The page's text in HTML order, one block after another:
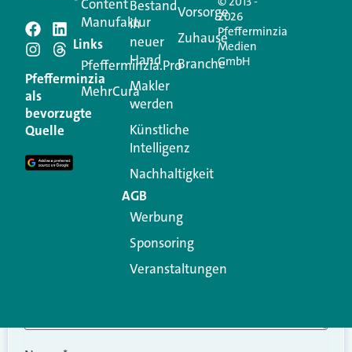
Schreiben Sie einen
Kommentar
Ihre E-Mail-Adresse wird nicht veröffentlicht.
Erforderliche Felder sind mit
Kommentar
Pfefferminzia
als
bevorzugte
Quelle
Content
Manufaktur
Links
Pfefferminzia.Pro
MehrCura
Bestand
in
neuer
Hand
Makler
werden
Künstliche
Intelligenz
Nachhaltigkeit
AGB
Werbung
Sponsoring
Veranstaltungen
Vorsorge
Zuhause
Branche
2026
Pfefferminzia
Medien
GmbH